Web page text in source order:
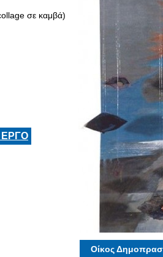
σε καμβά)
ΕΡΓΟ
Οίκος